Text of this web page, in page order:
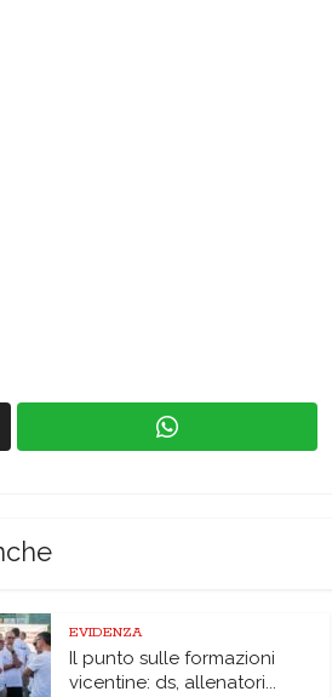
EVIDENZA
Il punto sulle formazioni
vicentine: ds, allenatori...